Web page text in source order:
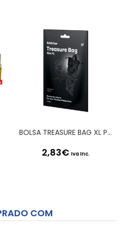
BOLSA TREASURE BAG XL PRETA SATISFYER
2,83€ Iva Inc.
COM